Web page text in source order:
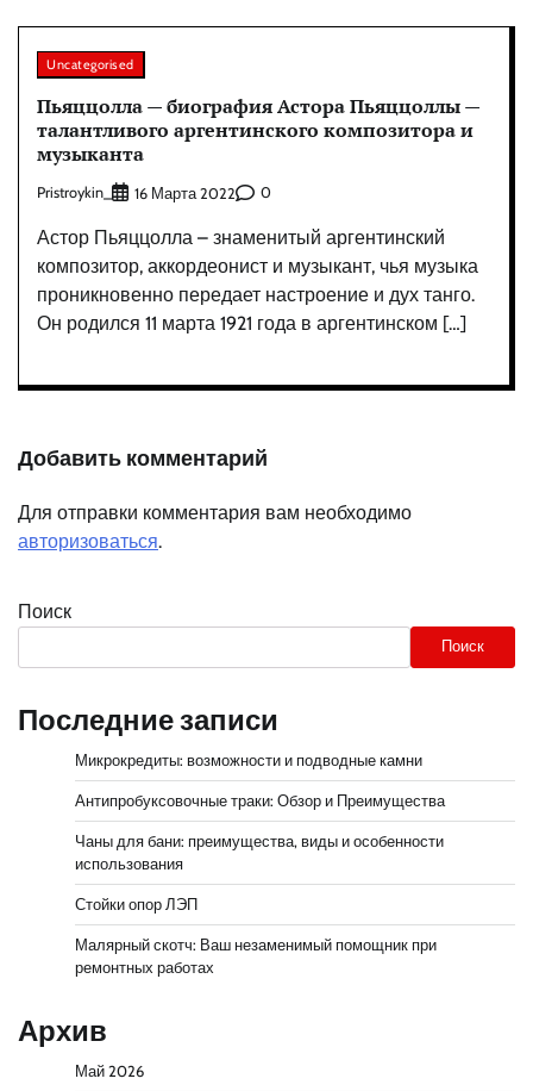
Uncategorised
Пьяццолла — биография Астора Пьяццоллы —
талантливого аргентинского композитора и
музыканта
Pristroykin_ 16 Марта 2022 0
Астор Пьяццолла – знаменитый аргентинский
композитор, аккордеонист и музыкант, чья музыка
проникновенно передает настроение и дух танго.
Он родился 11 марта 1921 года в аргентинском […]
Добавить комментарий
Для отправки комментария вам необходимо
авторизоваться.
Поиск
Поиск
Последние записи
Микрокредиты: возможности и подводные камни
Антипробуксовочные траки: Обзор и Преимущества
Чаны для бани: преимущества, виды и особенности
использования
Стойки опор ЛЭП
Малярный скотч: Ваш незаменимый помощник при
ремонтных работах
Архив
Май 2026